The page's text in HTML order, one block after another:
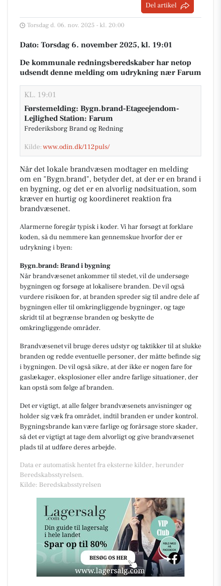
Del artikel
Torsdag d. 06. nov. 2025 - kl. 20:00
Dato: Torsdag 6. november 2025, kl. 19:01
De kommunale redningsberedskaber har netop
udsendt denne melding om udrykning nær Farum
KL. 19:01
Førstemelding: Bygn.brand-Etageejendom-
Lejlighed Station: Farum
Frederiksborg Brand og Redning
Kilde:www.odin.dk/112puls/
Når det lokale brandvæsen modtager en melding
om en "Bygn.brand", betyder det, at der er en brand i
en bygning, og det er en alvorlig nødsituation, som
kræver en hurtig og koordineret reaktion fra
brandvæsenet.
Alarmerne foregår typisk i koder. Vi har forsøgt at forklare
koden, så du nemmere kan gennemskue hvorfor der er
udrykning i byen:
Bygn.brand: Brand i bygning
Når brandvæsenet ankommer til stedet, vil de undersøge
bygningen og forsøge at lokalisere branden. De vil også
vurdere risikoen for, at branden spreder sig til andre dele af
bygningen eller til omkringliggende bygninger, og tage
skridt til at begrænse branden og beskytte de
omkringliggende områder.
Brandvæsenet vil bruge deres udstyr og taktikker til at slukke
branden og redde eventuelle personer, der måtte befinde sig
i bygningen. De vil også sikre, at der ikke er nogen fare for
gaslækager, eksplosioner eller andre farlige situationer, der
kan opstå som følge af branden.
Det er vigtigt, at alle følger brandvæsenets anvisninger og
holder sig væk fra området, indtil branden er under kontrol.
Bygningsbrande kan være farlige og forårsage store skader,
så det er vigtigt at tage dem alvorligt og give brandvæsenet
plads til at udføre deres arbejde.
Data er automatisk hentet fra eksterne kilder, herunder
Beredskabsstyrelsen.
Kilde: Beredskabsstyrelsen